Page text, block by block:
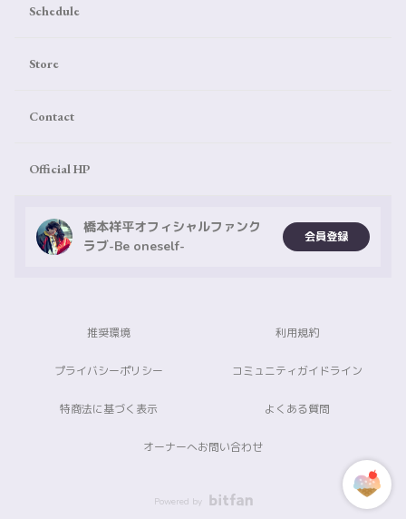
Schedule
Store
Contact
Official HP
橋本祥平オフィシャルファンク
ラブ-Be oneself-
会員登録
推奨環境 利用規約
プライバシーポリシー コミュニティガイドライン
特商法に基づく表示 よくある質問
オーナーへお問い合わせ
Powered by